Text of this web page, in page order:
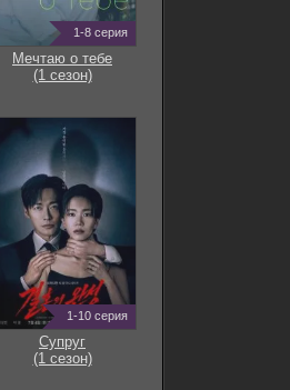
1-8 серия
Мечтаю о тебе
(1 сезон)
1-10 серия
Супруг
(1 сезон)